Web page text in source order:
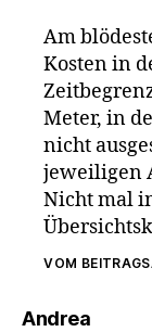
Am
Kosten in
Meter, in
nicht
jeweiligen
Nicht mal
VOM
Andreasagt: